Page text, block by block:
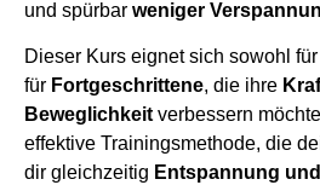
und spürbar weniger
Dieser Kurs eignet sich sowohl für
für Fortgeschrittene, die ihre
Beweglichkeit verbessern
effektive Trainingsmethode, die
dir gleichzeitig Entspannung